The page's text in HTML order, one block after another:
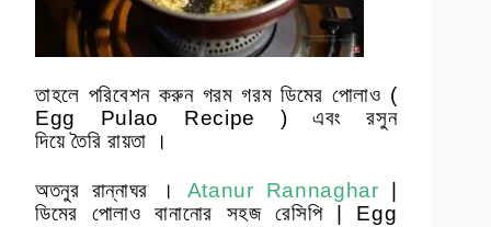
তাহলে পরিবেশন করুন গরম গরম ডিমের পোলাও (
Egg Pulao Recipe ) এবং রসুন
দিয়ে তৈরি রায়তা ।
অতনুর রান্নাঘর । Atanur Rannaghar
ডিমের পোলাও বানানোর সহজ রেসিপি | Egg